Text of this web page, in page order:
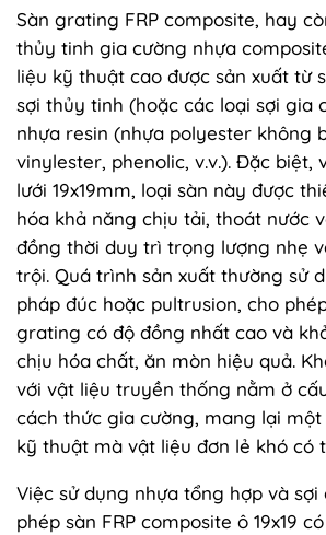
Sàn grating FRP composite, hay
thủy tinh gia cường nhựa
liệu kỹ thuật cao được sản xuất từ
sợi thủy tinh (hoặc các loại sợi gia
nhựa resin (nhựa polyester không
vinylester, phenolic, v.v.). Đặc biệt,
lưới 19x19mm, loại sàn này được
hóa khả năng chịu tải, thoát nước
đồng thời duy trì trọng lượng nhẹ
trội. Quá trình sản xuất thường sử
pháp đúc hoặc pultrusion, cho
grating có độ đồng nhất cao và
chịu hóa chất, ăn mòn hiệu quả.
với vật liệu truyền thống nằm ở
cách thức gia cường, mang lại
kỹ thuật mà vật liệu đơn lẻ khó có
Việc sử dụng nhựa tổng hợp và
phép sàn FRP composite ô 19x19